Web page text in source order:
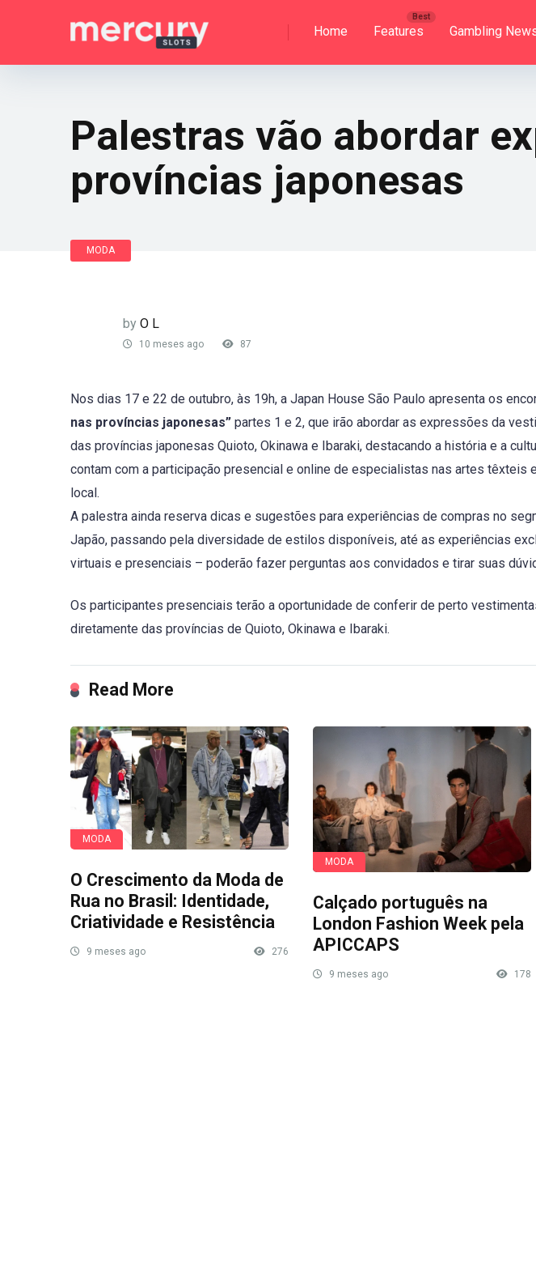
Home Features Gambling
Palestras vão abordar
províncias japonesas
MODA
by O L
10 meses ago 87
Nos dias 17 e 22 de outubro, às 19h, a Japan House São Paulo apresenta os
nas províncias japonesas” partes 1 e 2, que irão abordar as expressões da
das províncias japonesas Quioto, Okinawa e Ibaraki, destacando a história e a
contam com a participação presencial e online de especialistas nas artes têxteis
local.
A palestra ainda reserva dicas e sugestões para experiências de compras no
Japão, passando pela diversidade de estilos disponíveis, até as experiências
virtuais e presenciais – poderão fazer perguntas aos convidados e tirar suas
Os participantes presenciais terão a oportunidade de conferir de perto
diretamente das províncias de Quioto, Okinawa e Ibaraki.
Read More
MODA
O Crescimento da Moda de
Rua no Brasil: Identidade,
Criatividade e Resistência
9 meses ago 276
MODA
Calçado português na
London Fashion Week pela
APICCAPS
9 meses ago
178